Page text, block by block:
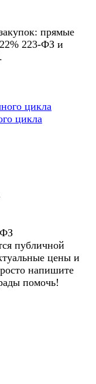
прямые
223-ФЗ и
цикла
публичной
цены и
напишите
помочь!